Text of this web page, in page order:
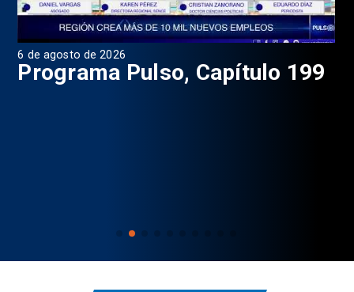
6 de agosto de 2026
Programa Pulso, Capítulo 199